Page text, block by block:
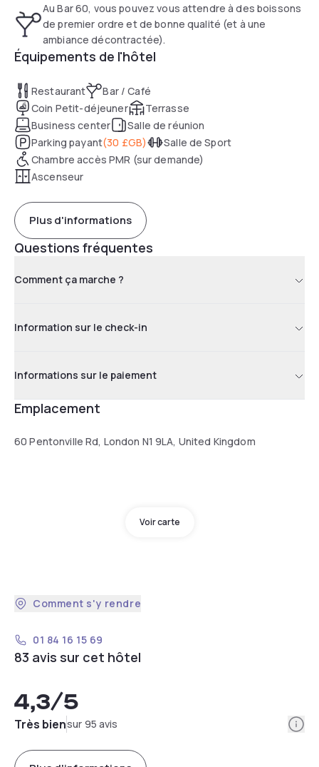
Au Bar 60, vous pouvez vous attendre à des boissons
de premier ordre et de bonne qualité (et à une
ambiance décontractée).
Équipements de l'hôtel
Restaurant
Bar / Café
Coin Petit-déjeuner
Terrasse
Business center
Salle de réunion
Parking payant(30 £GB)
Salle de Sport
Chambre accès PMR (sur demande)
Ascenseur
Plus d'informations
Questions fréquentes
Comment ça marche ?
Information sur le check-in
Informations sur le paiement
Emplacement
60 Pentonville Rd, London N1 9LA, United Kingdom
Voir carte
Comment s'y rendre
01 84 16 15 69
83 avis sur cet hôtel
4,3/5
Très biensur 95 avis